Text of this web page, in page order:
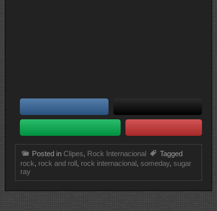
Posted in Clipes, Rock Internacional
Tagged
rock, rock and roll, rock internacional, someday, sugar
ray